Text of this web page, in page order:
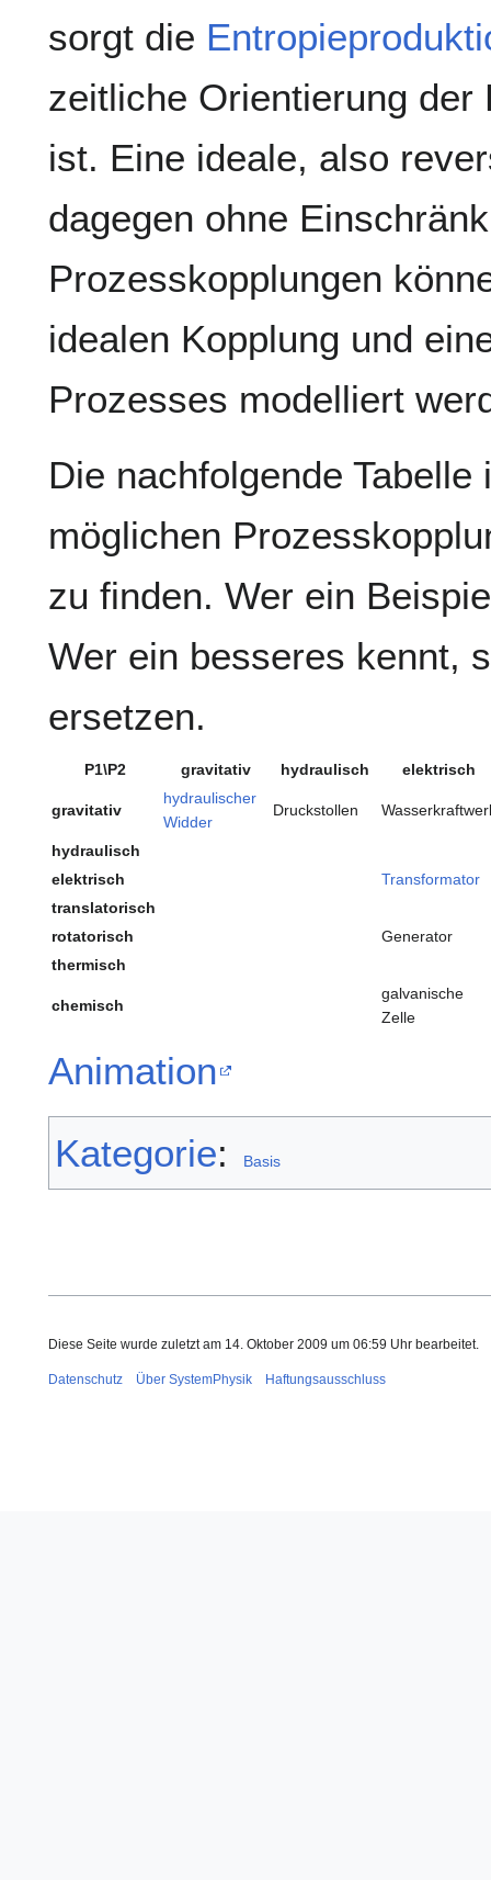
sorgt die
zeitliche Orientierung der
ist. Eine ideale, also
dagegen ohne
Prozesskopplungen
idealen Kopplung und
Prozesses modelliert
Die nachfolgende
möglichen
zu finden. Wer ein
Wer ein besseres kennt,
ersetzen.
P1\P2 gravitativ hydraulisch elektrisch
gravitativ
hydraulischer
Widder
Druckstollen
hydraulisch
elektrisch
Transformator
translatorisch
rotatorisch
Generator
thermisch
chemisch
galvanische
Zelle
Animation
Kategorie: Basis
Diese Seite wurde zuletzt am 14. Oktober 2009 um 06:59 Uhr bearbeitet.
Datenschutz Über SystemPhysik Haftungsausschluss